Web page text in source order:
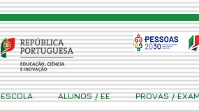
ESCOLA ALUNOS / EE PROVAS /